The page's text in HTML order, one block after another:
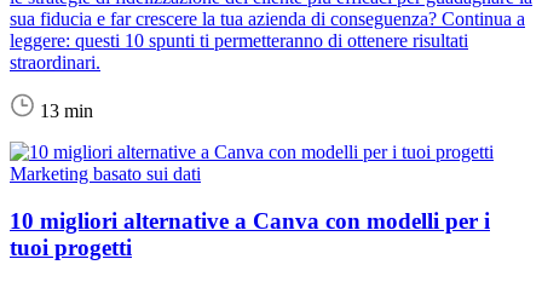
sua fiducia e far crescere la tua azienda di conseguenza? Continua a
leggere: questi 10 spunti ti permetteranno di ottenere risultati
straordinari.
13 min
Marketing basato sui dati
10 migliori alternative a Canva con modelli per i
tuoi progetti